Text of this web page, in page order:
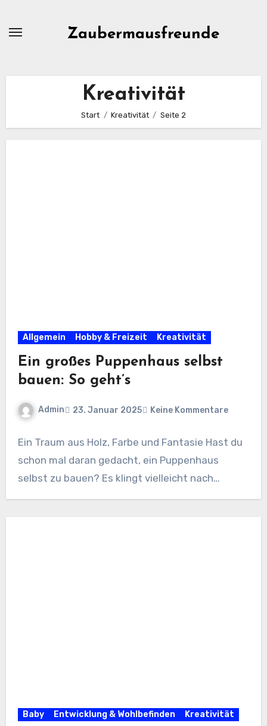
Zaubermausfreunde
Kreativität
Start Kreativität Seite 2
Allgemein Hobby & Freizeit Kreativität
Ein großes Puppenhaus selbst
bauen: So geht’s
Admin 23. Januar 2025 Keine Kommentare
Ein Traum aus Holz, Farbe und Fantasie Hast du
schon mal daran gedacht, ein Puppenhaus
selbst zu bauen? Es klingt vielleicht nach…
Baby Entwicklung & Wohlbefinden Kreativität